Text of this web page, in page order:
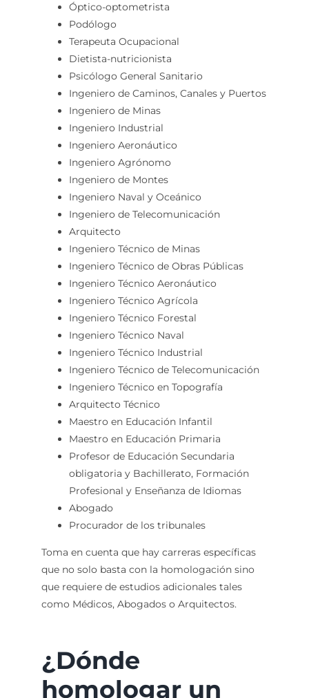
Óptico-optometrista
Podólogo
Terapeuta Ocupacional
Dietista-nutricionista
Psicólogo General Sanitario
Ingeniero de Caminos, Canales y Puertos
Ingeniero de Minas
Ingeniero Industrial
Ingeniero Aeronáutico
Ingeniero Agrónomo
Ingeniero de Montes
Ingeniero Naval y Oceánico
Ingeniero de Telecomunicación
Arquitecto
Ingeniero Técnico de Minas
Ingeniero Técnico de Obras Públicas
Ingeniero Técnico Aeronáutico
Ingeniero Técnico Agrícola
Ingeniero Técnico Forestal
Ingeniero Técnico Naval
Ingeniero Técnico Industrial
Ingeniero Técnico de Telecomunicación
Ingeniero Técnico en Topografía
Arquitecto Técnico
Maestro en Educación Infantil
Maestro en Educación Primaria
Profesor de Educación Secundaria
obligatoria y Bachillerato, Formación
Profesional y Enseñanza de Idiomas
Abogado
Procurador de los tribunales
Toma en cuenta que hay carreras específicas
que no solo basta con la homologación sino
que requiere de estudios adicionales tales
como Médicos, Abogados o Arquitectos.
¿Dónde
homologar un